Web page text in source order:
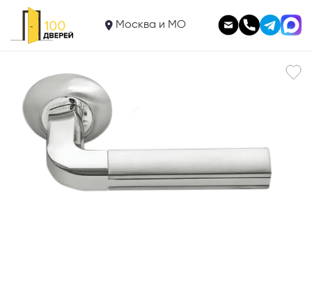
Москва и МО
Ручка MH-11 SN/CP 2 910
В корзину